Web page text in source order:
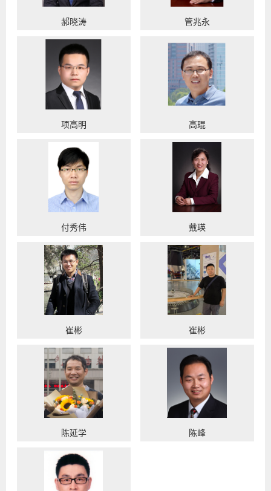
郝晓涛 管兆永
项高明 高琨
付秀伟 戴瑛
崔彬 崔彬
陈延学 陈峰